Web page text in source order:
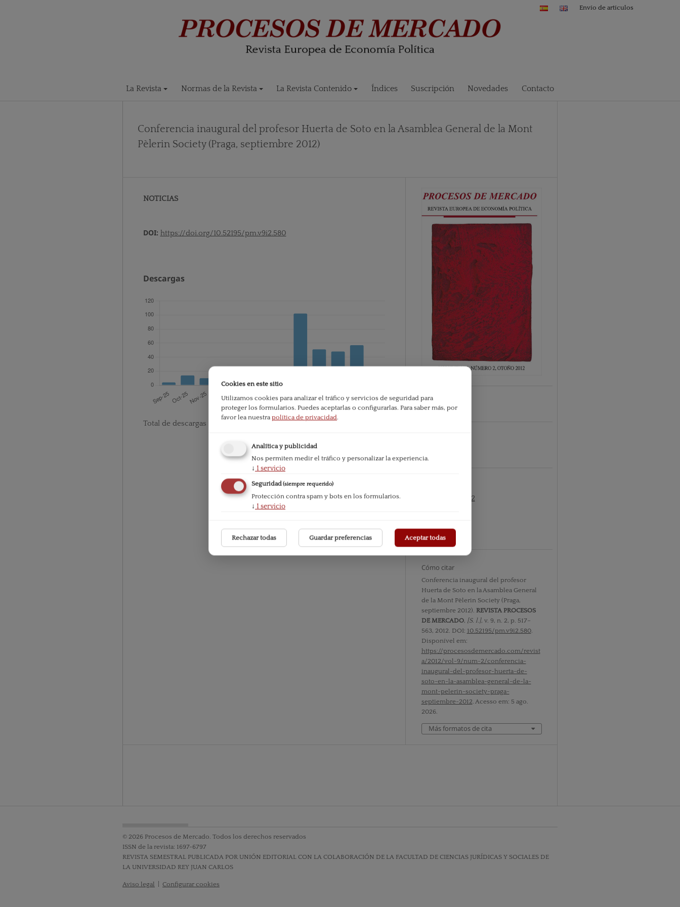
La Revista Normas de la Revista La Revista Contenido Índices Suscripción Novedades Contacto
Envío de artículos
Conferencia inaugural del profesor Huerta de Soto en la Asamblea General de la Mont
Pèlerin Society (Praga, septiembre 2012)
NOTICIAS
DOI: https://doi.org/10.52195/pm.v9i2.580
Descargas
Total de descargas desde la publicación:395
PDF
Vol. IX nº2 2012
Noticias
Cómo citar
Conferencia inaugural del profesor
Huerta de Soto en la Asamblea General
de la Mont Pèlerin Society (Praga,
septiembre 2012). REVISTA PROCESOS
DE MERCADO, [S. l.], v. 9, n. 2, p. 517–
563, 2012. DOI: 10.52195/pm.v9i2.580.
Disponível em:
https://procesosdemercado.com/revist
a/2012/vol-9/num-2/conferencia-
inaugural-del-profesor-huerta-de-
soto-en-la-asamblea-general-de-la-
mont-pelerin-society-praga-
septiembre-2012. Acesso em: 5 ago.
2026.
Más formatos de cita
© 2026 Procesos de Mercado. Todos los derechos reservados
ISSN de la revista: 1697-6797
REVISTA SEMESTRAL PUBLICADA POR UNIÓN EDITORIAL CON LA COLABORACIÓN DE LA FACULTAD DE CIENCIAS JURÍDICAS Y SOCIALES DE
LA UNIVERSIDAD REY JUAN CARLOS
Aviso legal Configurar cookies
Cookies en este sitio
Utilizamos cookies para analizar el tráfico y servicios de seguridad para
proteger los formularios. Puedes aceptarlas o configurarlas. Para saber más, por
favor lea nuestra política de privacidad.
Analítica y publicidad
Nos permiten medir el tráfico y personalizar la experiencia.
↓ 1 servicio
Seguridad(siempre requerido)
Protección contra spam y bots en los formularios.
↓ 1 servicio
Rechazar todas Guardar preferencias Aceptar todas